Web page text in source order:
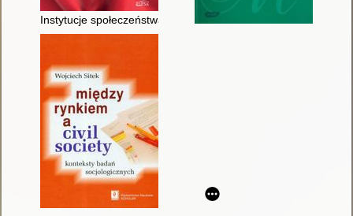
Instytucje społeczeństwa obywatelskiego w polskim dyskursie